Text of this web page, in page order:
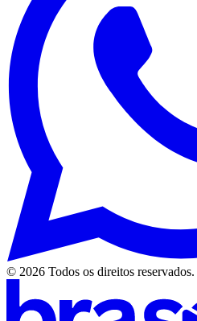
© 2026 Todos os direitos reservados.